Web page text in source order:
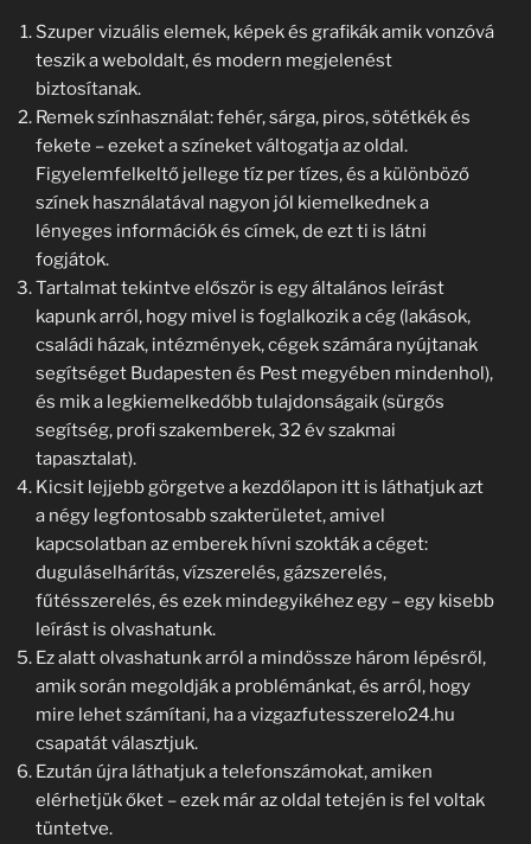
Szuper vizuális elemek, képek és grafikák amik vonzóvá
teszik a weboldalt, és modern megjelenést
biztosítanak.
Remek színhasználat: fehér, sárga, piros, sötétkék és
fekete – ezeket a színeket váltogatja az oldal.
Figyelemfelkeltő jellege tíz per tízes, és a különböző
színek használatával nagyon jól kiemelkednek a
lényeges információk és címek, de ezt ti is látni
fogjátok.
Tartalmat tekintve először is egy általános leírást
kapunk arról, hogy mivel is foglalkozik a cég (lakások,
családi házak, intézmények, cégek számára nyújtanak
segítséget Budapesten és Pest megyében mindenhol),
és mik a legkiemelkedőbb tulajdonságaik (sürgős
segítség, profi szakemberek, 32 év szakmai
tapasztalat).
Kicsit lejjebb görgetve a kezdőlapon itt is láthatjuk azt
a négy legfontosabb szakterületet, amivel
kapcsolatban az emberek hívni szokták a céget:
duguláselhárítás, vízszerelés, gázszerelés,
fűtésszerelés, és ezek mindegyikéhez egy – egy kisebb
leírást is olvashatunk.
Ez alatt olvashatunk arról a mindössze három lépésről,
amik során megoldják a problémánkat, és arról, hogy
mire lehet számítani, ha a vizgazfutesszerelo24.hu
csapatát választjuk.
Ezután újra láthatjuk a telefonszámokat, amiken
elérhetjük őket – ezek már az oldal tetején is fel voltak
tüntetve.